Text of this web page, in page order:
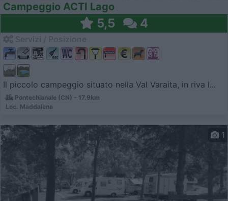
Campeggio ACTI Lago
5,5 4
Il piccolo campeggio situato nella Val Varaita, in riva l...
Pontechianale (CN) - 17.9km
Loc. Maddalena
1